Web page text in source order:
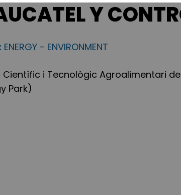
Y
ENERGY - ENVIRONMENT
Científic i Tecnològic Agroalimentari
Park)